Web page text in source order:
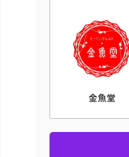
金魚堂